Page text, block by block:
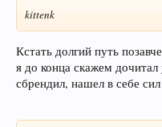
kittenk
Кстать долгий путь
я до конца скажем
сбрендил, нашел в себе